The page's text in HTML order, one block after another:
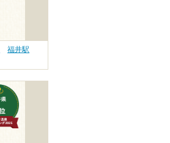
福井駅